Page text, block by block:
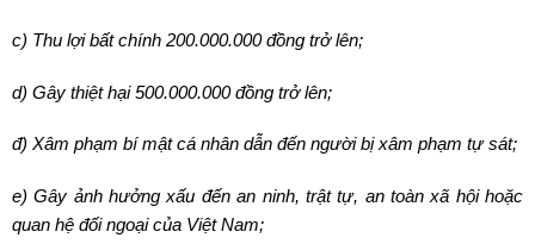
c) Thu lợi bất chính 200.000.000 đồng trở lên;
d) Gây thiệt hại 500.000.000 đồng trở lên;
đ) Xâm phạm bí mật cá nhân dẫn đến người bị xâm phạm tự sát;
e) Gây ảnh hưởng xấu đến an ninh, trật tự, an toàn xã hội hoặc
quan hệ đối ngoại của Việt Nam;